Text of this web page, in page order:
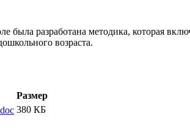
разработана методика, которая
возраста.
Размер
380 КБ